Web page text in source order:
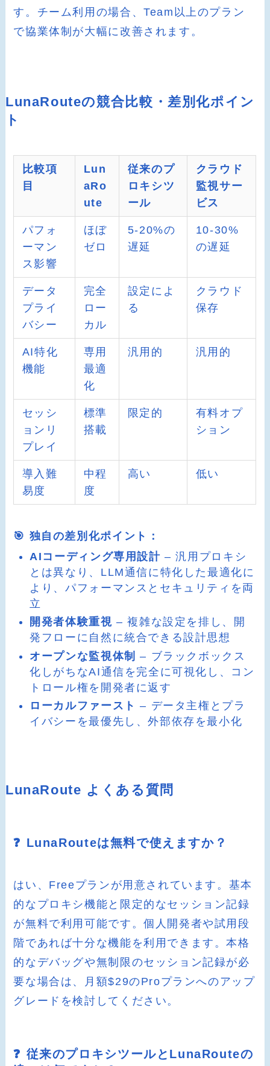
す。チーム利用の場合、Team以上のプラン
で協業体制が大幅に改善されます。
LunaRouteの競合比較・差別化ポイン
ト
比較項
目
Lun
aRo
ute
従来のプ
ロキシツ
ール
クラウド
監視サー
ビス
パフォ
ーマン
ス影響
ほぼ
ゼロ
5-20%の
遅延
10-30%
の遅延
データ
プライ
バシー
完全
ロー
カル
設定によ
る
クラウド
保存
AI特化
機能
専用
最適
化
汎用的 汎用的
セッシ
ョンリ
プレイ
標準
搭載
限定的
有料オプ
ション
導入難
易度
中程
度
高い 低い
🎯 独自の差別化ポイント：
AIコーディング専用設計 – 汎用プロキシ
とは異なり、LLM通信に特化した最適化に
より、パフォーマンスとセキュリティを両
立
開発者体験重視 – 複雑な設定を排し、開
発フローに自然に統合できる設計思想
オープンな監視体制 – ブラックボックス
化しがちなAI通信を完全に可視化し、コン
トロール権を開発者に返す
ローカルファースト – データ主権とプラ
イバシーを最優先し、外部依存を最小化
LunaRoute よくある質問
❓ LunaRouteは無料で使えますか？
はい、Freeプランが用意されています。基本
的なプロキシ機能と限定的なセッション記録
が無料で利用可能です。個人開発者や試用段
階であれば十分な機能を利用できます。本格
的なデバッグや無制限のセッション記録が必
要な場合は、月額$29のProプランへのアップ
グレードを検討してください。
❓ 従来のプロキシツールとLunaRouteの